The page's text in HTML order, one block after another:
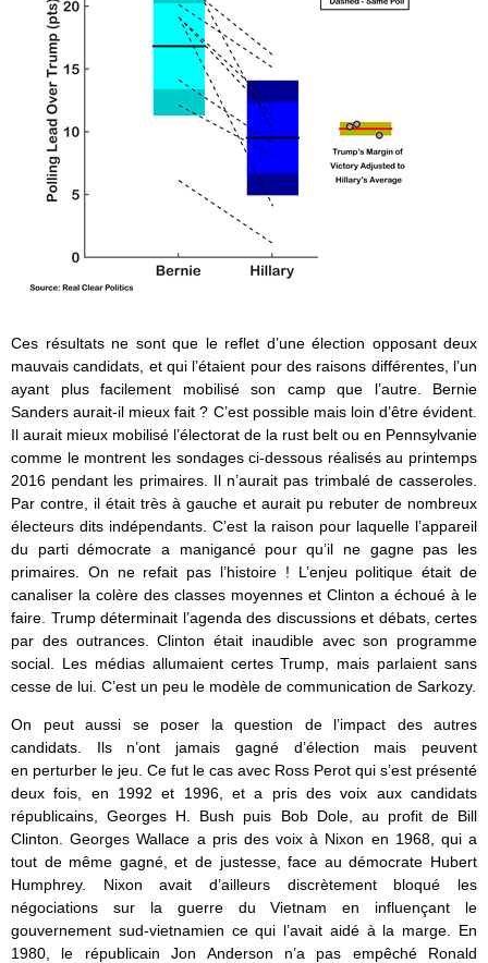
Ces résultats ne sont que le reflet d’une élection opposant deux
mauvais candidats, et qui l’étaient pour des raisons différentes, l’un
ayant plus facilement mobilisé son camp que l’autre. Bernie
Sanders aurait-il mieux fait ? C’est possible mais loin d’être évident.
Il aurait mieux mobilisé l’électorat de la rust belt ou en Pennsylvanie
comme le montrent les sondages ci-dessous réalisés au printemps
2016 pendant les primaires. Il n’aurait pas trimbalé de casseroles.
Par contre, il était très à gauche et aurait pu rebuter de nombreux
électeurs dits indépendants. C’est la raison pour laquelle l’appareil
du parti démocrate a manigancé pour qu’il ne gagne pas les
primaires. On ne refait pas l’histoire ! L’enjeu politique était de
canaliser la colère des classes moyennes et Clinton a échoué à le
faire. Trump déterminait l’agenda des discussions et débats, certes
par des outrances. Clinton était inaudible avec son programme
social. Les médias allumaient certes Trump, mais parlaient sans
cesse de lui. C’est un peu le modèle de communication de Sarkozy.
On peut aussi se poser la question de l’impact des autres
candidats. Ils n’ont jamais gagné d’élection mais peuvent
en perturber le jeu. Ce fut le cas avec Ross Perot qui s’est présenté
deux fois, en 1992 et 1996, et a pris des voix aux candidats
républicains, Georges H. Bush puis Bob Dole, au profit de Bill
Clinton. Georges Wallace a pris des voix à Nixon en 1968, qui a
tout de même gagné, et de justesse, face au démocrate Hubert
Humphrey. Nixon avait d’ailleurs discrètement bloqué les
négociations sur la guerre du Vietnam en influençant le
gouvernement sud-vietnamien ce qui l’avait aidé à la marge. En
1980, le républicain Jon Anderson n’a pas empêché Ronald